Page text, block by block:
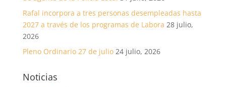
Rafal incorpora a tres personas desempleadas hasta
2027 a través de los programas de Labora 28 julio,
2026
Pleno Ordinario 27 de julio 24 julio, 2026
Noticias